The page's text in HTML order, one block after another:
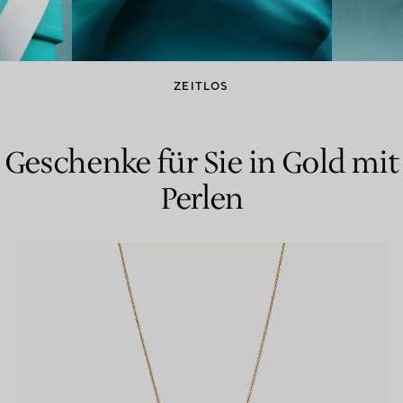
Eternity Ringe
Tiffany-Diamantenexperten.
ZEITLOS
Geschenke für Sie in Gold mit
Perlen